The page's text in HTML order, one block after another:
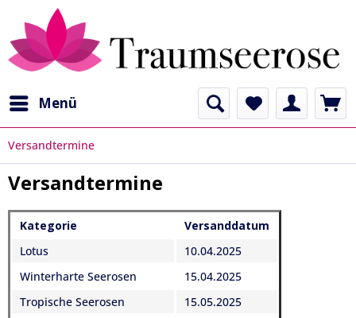
Menü
Versandtermine
Versandtermine
Kategorie
Versanddatum
Lotus
10.04.2025
Winterharte Seerosen
15.04.2025
Tropische Seerosen
15.05.2025